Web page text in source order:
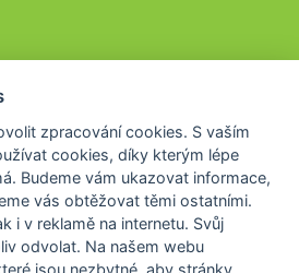
údaji
zpracování cookies. S vaším
cookies, díky kterým lépe
. Budeme vám ukazovat informace,
vás obtěžovat těmi ostatními.
i v reklamě na internetu. Svůj
odvolat. Na našem webu
jsou nezbytné , aby stránky